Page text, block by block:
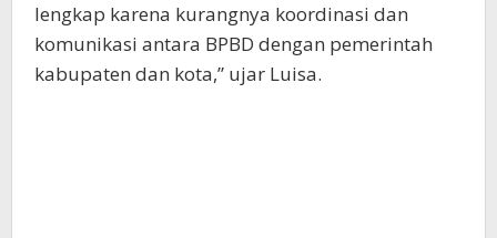
lengkap karena kurangnya koordinasi dan
komunikasi antara BPBD dengan pemerintah
kabupaten dan kota,” ujar Luisa.